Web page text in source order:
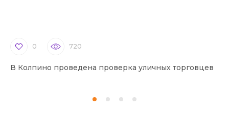
0 720
В Колпино проведена проверка уличных торговцев